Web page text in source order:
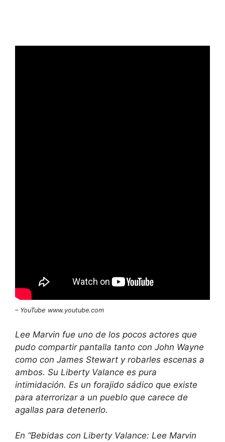
– YouTube www.youtube.com
Lee Marvin fue uno de los pocos actores que
pudo compartir pantalla tanto con John Wayne
como con James Stewart y robarles escenas a
ambos. Su Liberty Valance es pura
intimidación. Es un forajido sádico que existe
para aterrorizar a un pueblo que carece de
agallas para detenerlo.
En “Bebidas con Liberty Valance: Lee Marvin